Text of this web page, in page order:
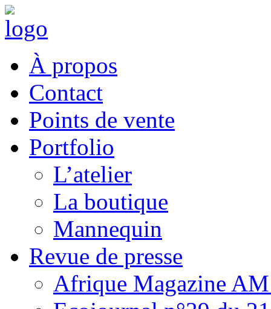
À propos
Contact
Points de vente
Portfolio
L’atelier
La boutique
Mannequin
Revue de presse
Afrique Magazine